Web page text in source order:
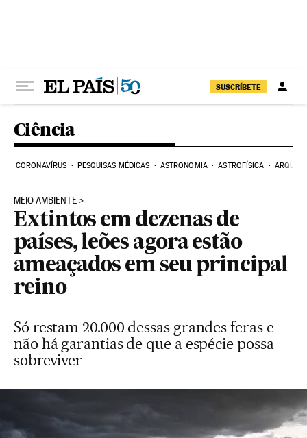
SUSCRÍBETE
Ciência
CORONAVÍRUS PESQUISAS MÉDICAS ASTRONOMIA ASTROFÍSICA
MEIO AMBIENTE
Extintos em dezenas de
países, leões agora estão
ameaçados em seu principal
reino
Só restam 20.000 dessas grandes feras e
não há garantias de que a espécie possa
sobreviver